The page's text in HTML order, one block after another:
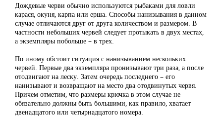
Дождевые черви обычно используются рыбаками для ловли
карася, окуня, карпа или ерша. Способы нанизывания в данном
случае отличаются друг от друга количеством и размером. В
частности небольших червей следует протыкать в двух местах,
а экземпляры побольше – в трех.
По иному обстоит ситуация с нанизыванием нескольких
червей. Первые два экземпляра пронизывают три раза, а после
отодвигают на леску. Затем очередь последнего – его
нанизывают и возвращают на место два отодвинутых червя.
Причем отметим, что размеры крючка в этом случае не
обязательно должны быть большими, как правило, хватает
двенадцатого или четырнадцатого номера.